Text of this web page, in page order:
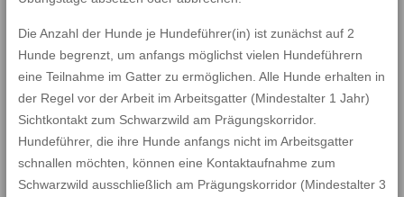
Die Anzahl der Hunde je Hundeführer(in) ist zunächst auf 2
Hunde begrenzt, um anfangs möglichst vielen Hundeführern
eine Teilnahme im Gatter zu ermöglichen. Alle Hunde erhalten in
der Regel vor der Arbeit im Arbeitsgatter (Mindestalter 1 Jahr)
Sichtkontakt zum Schwarzwild am Prägungskorridor.
Hundeführer, die ihre Hunde anfangs nicht im Arbeitsgatter
schnallen möchten, können eine Kontaktaufnahme zum
Schwarzwild ausschließlich am Prägungskorridor (Mindestalter 3